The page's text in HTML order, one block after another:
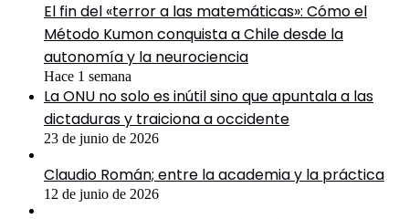
El fin del «terror a las matemáticas»: Cómo el
Método Kumon conquista a Chile desde la
autonomía y la neurociencia
Hace 1 semana
La ONU no solo es inútil sino que apuntala a las
dictaduras y traiciona a occidente
23 de junio de 2026
Claudio Román; entre la academia y la práctica
12 de junio de 2026